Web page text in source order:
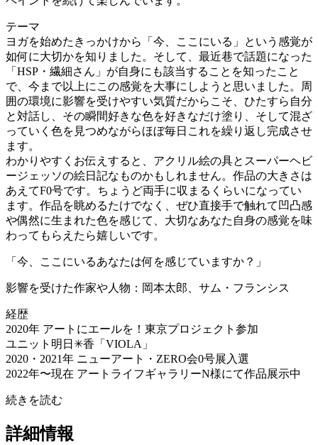
テーマ
ヨガを始めたきっかけから「今、ここにいる」という感覚が
如何に大切かを知りました。そして、最近巷で話題になった
「HSP・繊細さん」が自身にも該当することを知ったこと
で、今まで以上にこの感覚を大事にしようと思いました。周
囲の環境に影響を受けやすい気質だからこそ、ひたすら自分
と対話し、その瞬間好きな色を好きなだけ塗り、そして混ざ
っていく色を見つめながらほぼ毎日これを繰り返し完成させ
ます。
わかりやすくお伝えすると、アクリル絵の具とスーパーヘビ
ージェッソの絵日記なものかもしれません。作品の大きさは
あえてF0号です。ちょうど両手に収まるくらいになってい
ます。作品を眺めるたけでなく、ぜひ直接手で触れて凹凸感
や偶然に生まれた色を感じて、大切なあなた自身の感覚を味
わってもらえたら嬉しいです。
「今、ここにいるあなたは何を感じていますか？」
影響を受けた作家や人物：岡本太郎、サム・フランシス
経歴
2020年 アートにエールを！東京プロジェクト参加
ユニット明日✳︎香「VIOLA」
2020・2021年 ニューアート・ZERO会0号展入選
2022年〜現在 アートライフギャラリーN様にて作品展示中
続きを読む
詳細情報